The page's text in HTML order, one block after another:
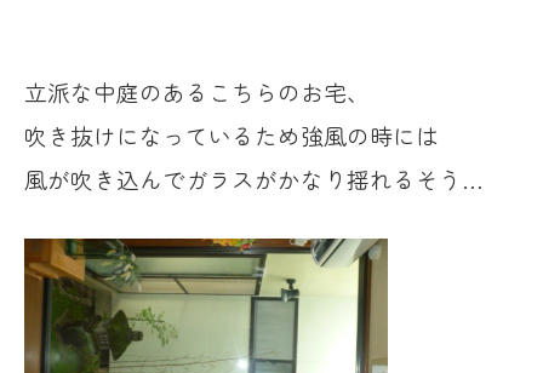
立派な中庭のあるこちらのお宅、
吹き抜けになっているため強風の時には
風が吹き込んでガラスがかなり揺れるそう…